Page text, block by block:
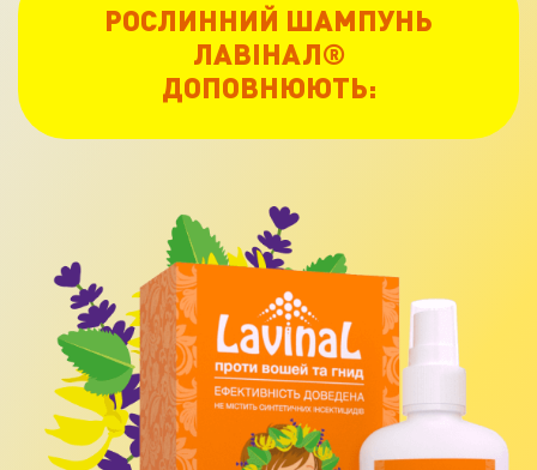
РОСЛИННИЙ ШАМПУНЬ
ЛАВІНАЛ®
ДОПОВНЮЮТЬ: